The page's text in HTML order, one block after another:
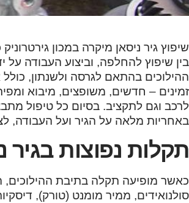
שיפוץ גיר ניסאן מיקרה במכון
בין שיפוץ להחלפה, וביצוע העבודה על
זמינים – חדשים, משופצים, מיבוא
לרכב וגם לתקציב. בסיום כל טיפול
באחריות מלאה על הגיר ועל העבודה,
תקלות נפוצות בגיר
כאשר מופיעה תקלה בתיבת ההילוכים,
סולנואידים, ממיר מומנט (טורק),